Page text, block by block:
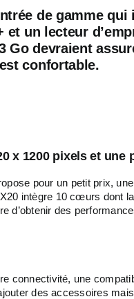
de gamme
un lecteur
Go devraient
confortable.
x 1200 pixels et
pour un petit prix,
intègre 10 cœurs
d’obtenir des
connectivité, une
des accessoires